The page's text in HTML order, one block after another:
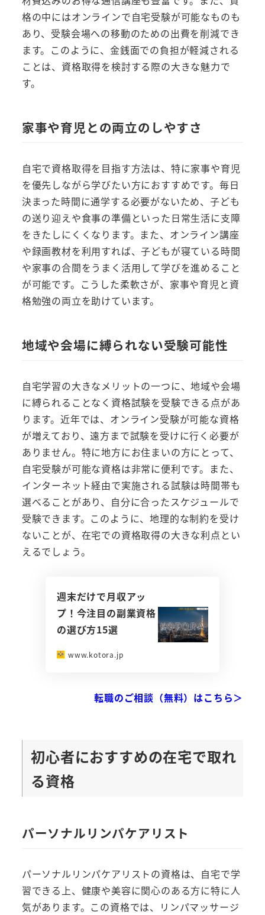
格の中にはオンラインで自宅受験が可能なものも
あり、受験会場への移動のための出費を削減でき
ます。このように、金銭面での負担が軽減される
ことは、資格取得を検討する際の大きな魅力で
す。
家事や育児との両立のしやすさ
自宅で資格取得を目指す方法は、特に家事や育児
を優先しながら学びたい方におすすめです。毎日
決まった時間に通学する必要がないため、子ども
の送り迎えや食事の準備といった日常生活に支障
をきたしにくくなります。また、オンライン講座
や録画教材を利用すれば、子どもが寝ている時間
や家事の合間をうまく活用して学びを進めること
が可能です。こうした柔軟さが、家事や育児と資
格勉強の両立を助けています。
地域や会場に縛られない受験可能性
自宅学習の大きなメリットの一つに、地域や会場
に縛られることなく資格試験を受験できる点があ
ります。近年では、オンライン受験が可能な資格
が増えており、遠方まで試験を受けに行く必要が
ありません。特に地方にお住まいの方にとって、
自宅受験が可能な資格は非常に便利です。また、
インターネット経由で実施される試験は時間帯も
選べることがあり、自分に合ったスケジュールで
受験できます。このように、地理的な制約を受け
ないことが、在宅での資格取得の大きな利点とい
えるでしょう。
週末だけで月収アッ
プ！今注目の副業資格
の選び方15選
www.kotora.jp
転職のご相談（無料）はこちら＞
初心者におすすめの在宅で取れ
る資格
パーソナルリンパケアリスト
パーソナルリンパケアリストの資格は、自宅で学
習できる上、健康や美容に関心のある方に特に人
気があります。この資格では、リンパマッサージ